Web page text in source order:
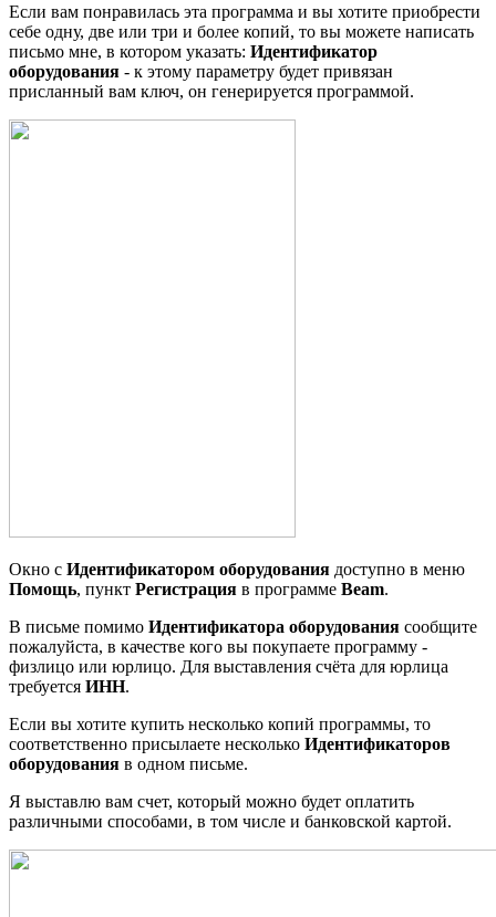
Если вам понравилась эта программа и вы хотите приобрести
себе одну, две или три и более копий, то вы можете написать
письмо мне, в котором указать: Идентификатор
оборудования - к этому параметру будет привязан
присланный вам ключ, он генерируется программой.
Окно с Идентификатором оборудования доступно в меню
Помощь, пункт Регистрация в программе Beam.
В письме помимо Идентификатора оборудования сообщите
пожалуйста, в качестве кого вы покупаете программу -
физлицо или юрлицо. Для выставления счёта для юрлица
требуется ИНН.
Если вы хотите купить несколько копий программы, то
соответственно присылаете несколько Идентификаторов
оборудования в одном письме.
Я выставлю вам счет, который можно будет оплатить
различными способами, в том числе и банковской картой.